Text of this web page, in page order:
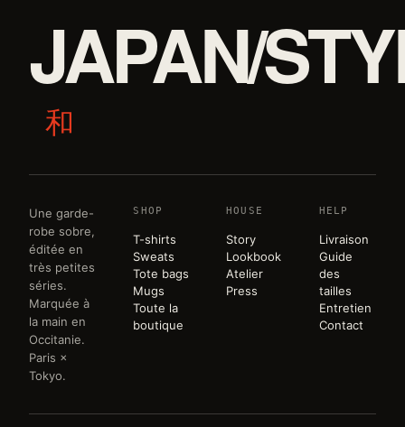
JAPAN/
和
Une garde-
robe sobre,
éditée en
très petites
séries.
Marquée à
la main en
Occitanie.
Paris ×
Tokyo.
SHOP
T-shirts
Sweats
Tote bags
Mugs
Toute la
boutique
HOUSE
Story
Lookbook
Atelier
Press
HELP
Livraison
Guide
des
tailles
Entretien
Contact